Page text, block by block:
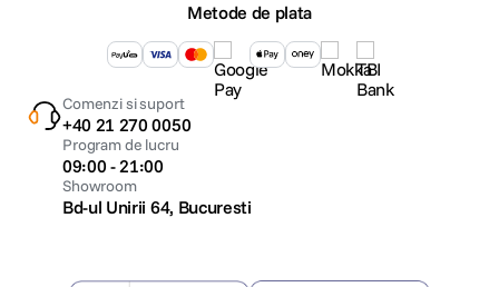
Metode de plata
Comenzi si suport
+40 21 270 0050
Program de lucru
09:00 - 21:00
Showroom
Bd-ul Unirii 64, Bucuresti